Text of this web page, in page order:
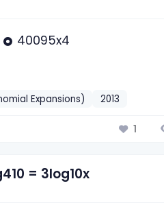
40095x4
Expansions) 2013
1
= 3log10x